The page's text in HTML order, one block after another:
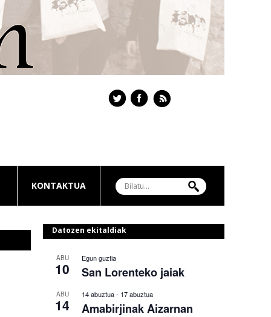
KONTAKTUA
Datozen ekitaldiak
ABU
10
Egun guztia
San Lorenteko jaiak
ABU
14
14 abuztua- 17 abuztua
Amabirjinak Aizarnan